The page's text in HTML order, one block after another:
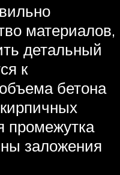
материалов,
детальный
к
бетона
промежутка
заложения